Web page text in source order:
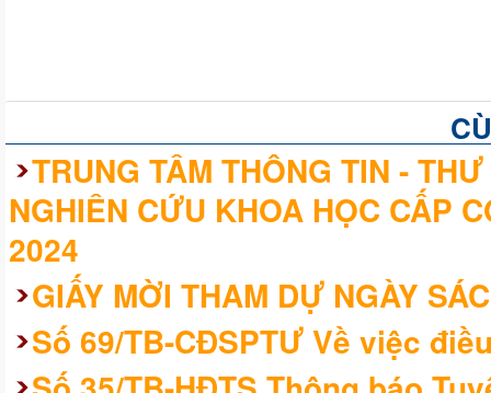
TRUNG TÂM THÔNG TIN -
NGHIÊN CỨU KHOA HỌC CẤP
2024
GIẤY MỜI THAM DỰ NGÀY
Số 69/TB-CĐSPTƯ Về việc